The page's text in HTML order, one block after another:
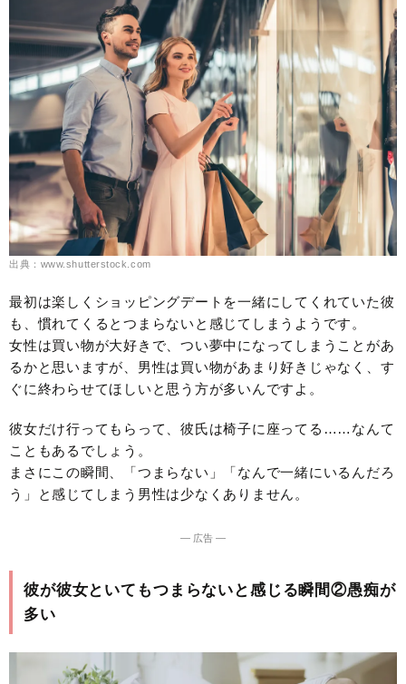
出典：www.shutterstock.com
最初は楽しくショッピングデートを一緒にしてくれていた彼
も、慣れてくるとつまらないと感じてしまうようです。
女性は買い物が大好きで、つい夢中になってしまうことがあ
るかと思いますが、男性は買い物があまり好きじゃなく、す
ぐに終わらせてほしいと思う方が多いんですよ。
彼女だけ行ってもらって、彼氏は椅子に座ってる……なんて
こともあるでしょう。
まさにこの瞬間、「つまらない」「なんで一緒にいるんだろ
う」と感じてしまう男性は少なくありません。
― 広告 ―
彼が彼女といてもつまらないと感じる瞬間②愚痴が
多い